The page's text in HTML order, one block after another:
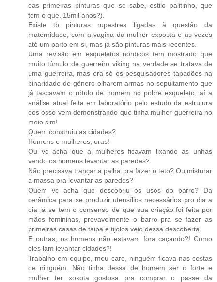
das primeiras pinturas que se sabe, estilo palitinho, que
tem o que, 15mil anos?).
Existe tb pinturas rupestres ligadas à questão da
maternidade, com a vagina da mulher exposta e as vezes
até um parto em si, mas já são pinturas mais recentes.
Uma revisão em esqueletos nórdicos tem mostrado que
muito túmulo de guerreiro viking na verdade se tratava de
uma guerreira, mas era só os pesquisadores tapadões na
binaridade de gênero olharem armas no sepultamento que
já tascavam o rótulo de homem no pobre esqueleto, aí a
análise atual feita em laboratório pelo estudo da estrutura
dos osso vem demonstrando que tinha mulher guerreira no
meio sim!
Quem construiu as cidades?
Homens e mulheres, oras!
Ou vc acha que a mulheres ficavam lixando as unhas
vendo os homens levantar as paredes?
Não precisava trançar a palha pra fazer o teto? Ou misturar
a massa pra levantar as paredes?
Quem vc acha que descobriu os usos do barro? Da
cerâmica para se produzir utensílios necessários pro dia a
dia já se tem o consenso de que sua criação foi feita por
mãos femininas, provavelmente o barro pra se fazer as
primeiras casas de taipa e tijolos veio dessa descoberta.
E outras, os homens não estavam fora caçando?! Como
eles iam levantar cidades?!
Trabalho em equipe, meu caro, ninguém ficava nas costas
de ninguém. Não tinha dessa de homem ser o forte e
mulher ter xoxota gostosa pra comprar o passe da